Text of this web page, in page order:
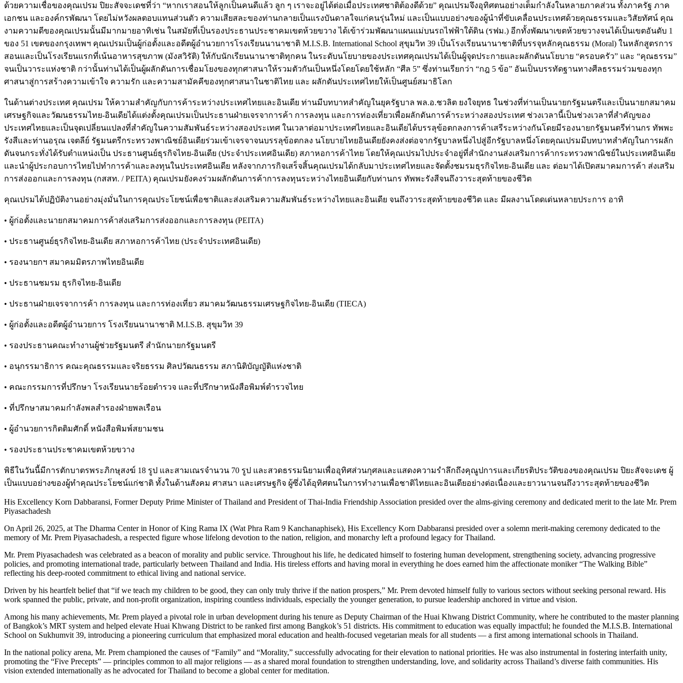
ด้วยความเชื่อของคุณเปรม ปิยะสัจจะเดชที่ว่า “หากเราสอนให้ลูกเป็นคนดีแล้ว ลูก ๆ เราจะอยู่ได้ต่อเมื่อประเทศชาติต้องดีด้วย” คุณเปรมจึงอุทิศตนอย่างเต็มกำลังในหลายภาคส่วน ทั้งภาครัฐ ภาค
เอกชน และองค์กรพัฒนา โดยไม่หวังผลตอบแทนส่วนตัว ความเสียสละของท่านกลายเป็นแรงบันดาลใจแก่คนรุ่นใหม่ และเป็นแบบอย่างของผู้นำที่ขับเคลื่อนประเทศด้วยคุณธรรมและวิสัยทัศน์ คุณ
งามความดีของคุณเปรมนั้นมีมากมายอาทิเช่น ในสมัยที่เป็นรองประธานประชาคมเขตห้วยขวาง ได้เข้าร่วมพัฒนาแผนแม่บนรถไฟฟ้าใต้ดิน (รฟม.) อีกทั้งพัฒนาเขตห้วยขวางจนได้เป็นเขตอันดับ 1
ของ 51 เขตของกรุงเทพฯ คุณเปรมเป็นผู้ก่อตั้งและอดีตผู้อำนวยการโรงเรียนนานาชาติ M.I.S.B. International School สุขุมวิท 39 เป็นโรงเรียนนานาชาติที่บรรจุหลักคุณธรรม (Moral) ในหลักสูตรการ
สอนและเป็นโรงเรียนแรกที่เน้นอาหารสุขภาพ (มังสวิรัติ) ให้กับนักเรียนนานาชาติทุกคน ในระดับนโยบายของประเทศคุณเปรมได้เป็นผู้จุดประกายและผลักดันนโยบาย “ครอบครัว” และ “คุณธรรม”
จนเป็นวาระแห่งชาติ กว่านั้นท่านได้เป็นผู้ผลักดันการเชื่อมโยงของทุกศาสนาให้รวมตัวกันเป็นหนึ่งโดยโดยใช้หลัก “ศีล 5” ซึ่งท่านเรียกว่า “กฎ 5 ข้อ” อันเป็นบรรทัดฐานทางศีลธรรมร่วมของทุก
ศาสนาสู่การสร้างความเข้าใจ ความรัก และความสามัคคีของทุกศาสนาในชาติไทย และ ผลักดันประเทศไทยให้เป็นศูนย์สมาธิโลก
ในด้านต่างประเทศ คุณเปรม ให้ความสำคัญกับการค้าระหว่างประเทศไทยและอินเดีย ท่านมีบทบาทสำคัญในยุครัฐบาล พล.อ.ชวลิต ยงใจยุทธ ในช่วงที่ท่านเป็นนายกรัฐมนตรีและเป็นนายกสมาคม
เศรษฐกิจและวัฒนธรรมไทย-อินเดียได้แต่งตั้งคุณเปรมเป็นประธานฝ่ายเจรจาการค้า การลงทุน และการท่องเที่ยวเพื่อผลักดันการค้าระหว่างสองประเทศ ช่วงเวลานี้เป็นช่วงเวลาที่สำคัญของ
ประเทศไทยและเป็นจุดเปลี่ยนแปลงที่สำคัญในความสัมพันธ์ระหว่างสองประเทศ ในเวลาต่อมาประเทศไทยและอินเดียได้บรรลุข้อตกลงการค้าเสรีระหว่างกันโดยมีรองนายกรัฐมนตรีท่านกร ทัพพะ
รังสีและท่านอรุณ เจตลีย์ รัฐมนตรีกระทรวงพาณิชย์อินเดียร่วมเข้าเจรจาจนบรรลุข้อตกลง นโยบายไทยอินเดียยังคงส่งต่อจากรัฐบาลหนึ่งไปสู่อีกรัฐบาลหนึ่งโดยคุณเปรมมีบทบาทสำคัญในการผลัก
ดันจนกระทั่งได้รับตำแหน่งเป็น ประธานศูนย์ธุรกิจไทย-อินเดีย (ประจำประเทศอินเดีย) สภาหอการค้าไทย โดยให้คุณเปรมไปประจำอยู่ที่สำนักงานส่งเสริมการค้ากระทรวงพาณิชย์ในประเทศอินเดีย
และนำผู้ประกอบการไทยไปทำการค้าและลงทุนในประเทศอินเดีย หลังจากภารกิจเสร็จสิ้นคุณเปรมได้กลับมาประเทศไทยและจัดตั้งชมรมธุรกิจไทย-อินเดีย และ ต่อมาได้เปิดสมาคมการค้า ส่งเสริม
การส่งออกและการลงทุน (กสสท. / PEITA) คุณเปรมยังคงร่วมผลักดันการค้าการลงทุนระหว่างไทยอินเดียกับท่านกร ทัพพะรังสีจนถึงวาระสุดท้ายของชีวิต
คุณเปรมได้ปฏิบัติงานอย่างมุ่งมั่นในการคุณประโยชน์เพื่อชาติและส่งเสริมความสัมพันธ์ระหว่างไทยและอินเดีย จนถึงวาระสุดท้ายของชีวิต และ มีผลงานโดดเด่นหลายประการ อาทิ
• ผู้ก่อตั้งและนายกสมาคมการค้าส่งเสริมการส่งออกและการลงทุน (PEITA)
• ประธานศูนย์ธุรกิจไทย-อินเดีย สภาหอการค้าไทย (ประจำประเทศอินเดีย)
• รองนายกฯ สมาคมมิตรภาพไทยอินเดีย
• ประธานชมรม ธุรกิจไทย-อินเดีย
• ประธานฝ่ายเจรจาการค้า การลงทุน และการท่องเที่ยว สมาคมวัฒนธรรมเศรษฐกิจไทย-อินเดีย (TIECA)
• ผู้ก่อตั้งและอดีตผู้อำนวยการ โรงเรียนนานาชาติ M.I.S.B. สุขุมวิท 39
• รองประธานคณะทำงานผู้ช่วยรัฐมนตรี สำนักนายกรัฐมนตรี
• อนุกรรมาธิการ คณะคุณธรรมและจริยธรรม ศิลปวัฒนธรรม สภานิติบัญญัติแห่งชาติ
• คณะกรรมการที่ปรึกษา โรงเรียนนายร้อยตำรวจ และที่ปรึกษาหนังสือพิมพ์ตำรวจไทย
• ที่ปรึกษาสมาคมกำลังพลสำรองฝ่ายพลเรือน
• ผู้อำนวยการกิตติมศักดิ์ หนังสือพิมพ์สยามชน
• รองประธานประชาคมเขตห้วยขวาง
พิธีในวันนี้มีการตักบาตรพระภิกษุสงฆ์ 18 รูป และสามเณรจำนวน 70 รูป และสวดธรรมนิยามเพื่ออุทิศส่วนกุศลและแสดงความรำลึกถึงคุณูปการและเกียรติประวัติของของคุณเปรม ปิยะสัจจะเดช ผู้
เป็นแบบอย่างของผู้ทำคุณประโยชน์แก่ชาติ ทั้งในด้านสังคม ศาสนา และเศรษฐกิจ ผู้ซึ่งได้อุทิศตนในการทำงานเพื่อชาติไทยและอินเดียอย่างต่อเนื่องและยาวนานจนถึงวาระสุดท้ายของชีวิต
His Excellency Korn Dabbaransi, Former Deputy Prime Minister of Thailand and President of Thai-India Friendship Association presided over the alms-giving ceremony and dedicated merit to the late Mr. Prem
Piyasachadesh
On April 26, 2025, at The Dharma Center in Honor of King Rama IX (Wat Phra Ram 9 Kanchanaphisek), His Excellency Korn Dabbaransi presided over a solemn merit-making ceremony dedicated to the
memory of Mr. Prem Piyasachadesh, a respected figure whose lifelong devotion to the nation, religion, and monarchy left a profound legacy for Thailand.
Mr. Prem Piyasachadesh was celebrated as a beacon of morality and public service. Throughout his life, he dedicated himself to fostering human development, strengthening society, advancing progressive
policies, and promoting international trade, particularly between Thailand and India. His tireless efforts and having moral in everything he does earned him the affectionate moniker “The Walking Bible”
reflecting his deep-rooted commitment to ethical living and national service.
Driven by his heartfelt belief that “if we teach my children to be good, they can only truly thrive if the nation prospers,” Mr. Prem devoted himself fully to various sectors without seeking personal reward. His
work spanned the public, private, and non-profit organization, inspiring countless individuals, especially the younger generation, to pursue leadership anchored in virtue and vision.
Among his many achievements, Mr. Prem played a pivotal role in urban development during his tenure as Deputy Chairman of the Huai Khwang District Community, where he contributed to the master planning
of Bangkok’s MRT system and helped elevate Huai Khwang District to be ranked first among Bangkok’s 51 districts. His commitment to education was equally impactful; he founded the M.I.S.B. International
School on Sukhumvit 39, introducing a pioneering curriculum that emphasized moral education and health-focused vegetarian meals for all students — a first among international schools in Thailand.
In the national policy arena, Mr. Prem championed the causes of “Family” and “Morality,” successfully advocating for their elevation to national priorities. He was also instrumental in fostering interfaith unity,
promoting the “Five Precepts” — principles common to all major religions — as a shared moral foundation to strengthen understanding, love, and solidarity across Thailand’s diverse faith communities. His
vision extended internationally as he advocated for Thailand to become a global center for meditation.